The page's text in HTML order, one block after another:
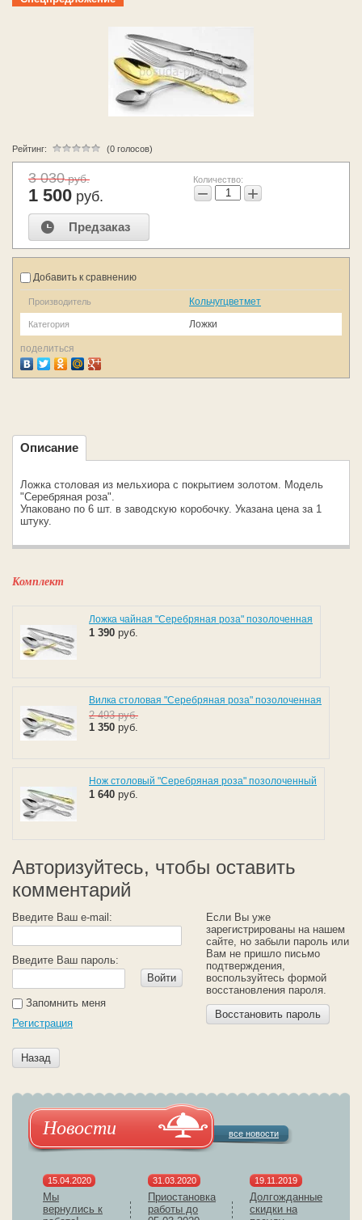
Рейтинг: (0 голосов)
3 030руб.
1 500 руб.
Количество:
− +
Предзаказ
Добавить к сравнению
Производитель Кольчугцветмет
Категория Ложки
поделиться
Описание
Ложка столовая из мельхиора с покрытием золотом. Модель
"Серебряная роза".
Упаковано по 6 шт. в заводскую коробочку. Указана цена за 1
штуку.
Комплект
Ложка чайная "Серебряная роза" позолоченная
1 390 руб.
Вилка столовая "Серебряная роза" позолоченная
2 493руб.
1 350 руб.
Нож столовый "Серебряная роза" позолоченный
1 640 руб.
Авторизуйтесь, чтобы оставить
комментарий
Введите Ваш e-mail:
Введите Ваш пароль:
Войти
Запомнить меня
Регистрация
Если Вы уже
зарегистрированы на нашем
сайте, но забыли пароль или
Вам не пришло письмо
подтверждения,
воспользуйтесь формой
восстановления пароля.
Восстановить пароль
Назад
Новости все новости
15.04.2020
Мы
вернулись к
31.03.2020
Приостановка
работы до
19.11.2019
Долгожданные
скидки на